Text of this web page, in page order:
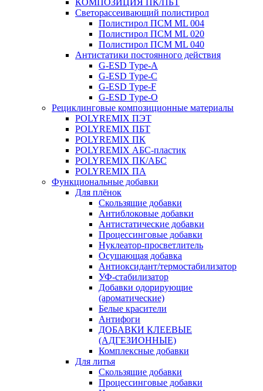
КОМПОЗИЦИЯ ПК/ПБТ
Светорассеивающий полистирол
Полистирол ПСМ ML 004
Полистирол ПСМ ML 020
Полистирол ПСМ ML 040
Антистатики постоянного действия
G-ESD Type-A
G-ESD Type-C
G-ESD Type-F
G-ESD Type-O
Рециклинговые композиционные материалы
POLYREMIX ПЭТ
POLYREMIX ПБТ
POLYREMIX ПК
POLYREMIX АБС-пластик
POLYREMIX ПК/АБС
POLYREMIX ПА
Функциональные добавки
Для плёнок
Скользящие добавки
Антиблоковые добавки
Антистатические добавки
Процессинговые добавки
Нуклеатор-просветлитель
Осушающая добавка
Антиоксидант/термостабилизатор
УФ-стабилизатор
Добавки одорирующие
(ароматические)
Белые красители
Антифоги
ДОБАВКИ КЛЕЕВЫЕ
(АДГЕЗИОННЫЕ)
Комплексные добавки
Для литья
Скользящие добавки
Процессинговые добавки